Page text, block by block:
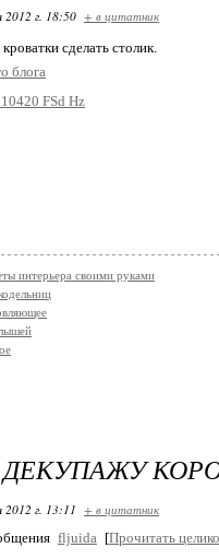
г. 18:50 + в цитатник
сделать столик.
блога
интерьера своими руками
г. 13:11 + в цитатник
fljuida [Прочитать